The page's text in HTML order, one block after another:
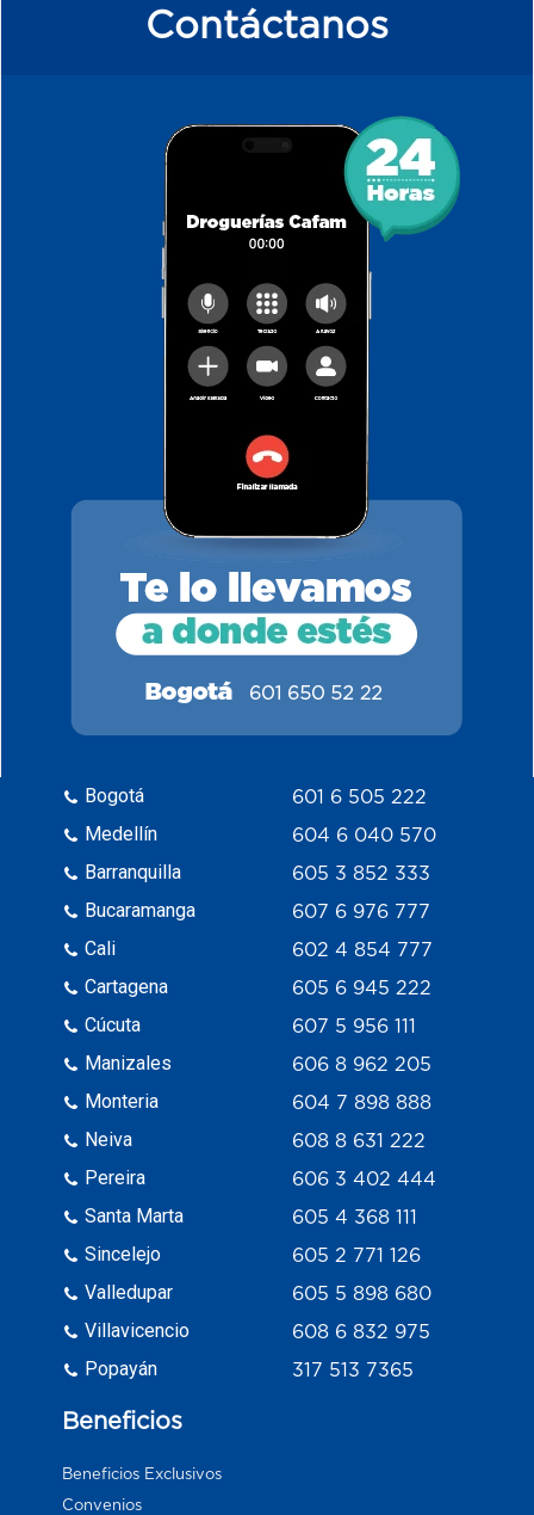
Contáctanos
Bogotá
Medellín
Barranquilla
Bucaramanga
Cali
Cartagena
Cúcuta
Manizales
Monteria
Neiva
Pereira
Santa Marta
Sincelejo
Valledupar
Villavicencio
Popayán
601 6 505 222
604 6 040 570
605 3 852 333
607 6 976 777
602 4 854 777
605 6 945 222
607 5 956 111
606 8 962 205
604 7 898 888
608 8 631 222
606 3 402 444
605 4 368 111
605 2 771 126
605 5 898 680
608 6 832 975
317 513 7365
Beneficios
Beneficios Exclusivos
Convenios